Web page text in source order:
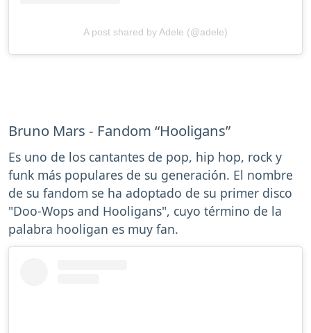
A post shared by Adele (@adele)
Bruno Mars - Fandom “Hooligans”
Es uno de los cantantes de pop, hip hop, rock y
funk más populares de su generación. El nombre
de su fandom se ha adoptado de su primer disco
"Doo-Wops and Hooligans", cuyo término de la
palabra hooligan es muy fan.